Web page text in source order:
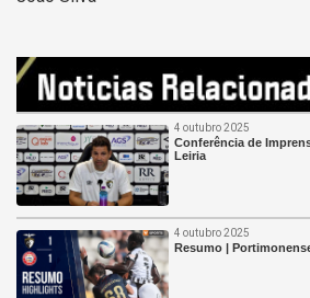
4 outubro 2025
Conferência de
Leiria
4 outubro 2025
Resumo |